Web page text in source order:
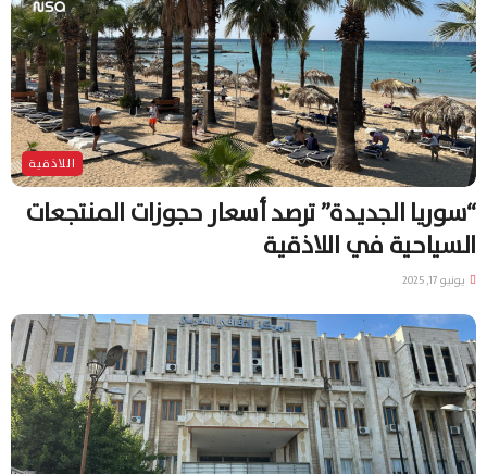
اللاذقية
“سوريا الجديدة” ترصد أسعار حجوزات المنتجعات
السياحية في اللاذقية
يونيو 17, 2025